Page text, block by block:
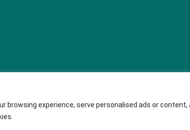
browsing experience, serve personalised ads or